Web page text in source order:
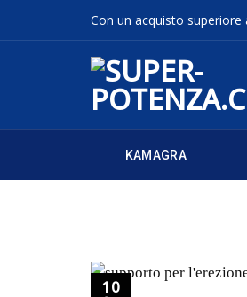
Con un acquisto superiore
KAMAGRA
10